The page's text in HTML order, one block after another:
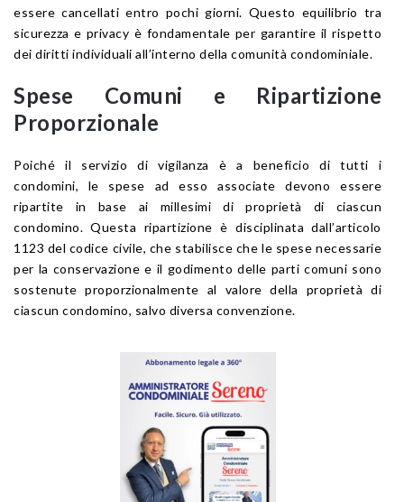
essere cancellati entro pochi giorni. Questo equilibrio tra
sicurezza e privacy è fondamentale per garantire il rispetto
dei diritti individuali all’interno della comunità condominiale.
Spese Comuni e Ripartizione
Proporzionale
Poiché il servizio di vigilanza è a beneficio di tutti i
condomini, le spese ad esso associate devono essere
ripartite in base ai millesimi di proprietà di ciascun
condomino. Questa ripartizione è disciplinata dall’articolo
1123 del codice civile, che stabilisce che le spese necessarie
per la conservazione e il godimento delle parti comuni sono
sostenute proporzionalmente al valore della proprietà di
ciascun condomino, salvo diversa convenzione.